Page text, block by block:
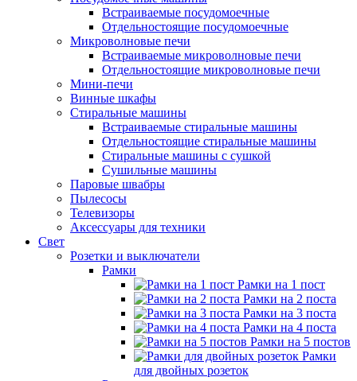
Встраиваемые посудомоечные
Отдельностоящие посудомоечные
Микроволновые печи
Встраиваемые микроволновые печи
Отдельностоящие микроволновые печи
Мини-печи
Винные шкафы
Стиральные машины
Встраиваемые стиральные машины
Отдельностоящие стиральные машины
Стиральные машины с сушкой
Сушильные машины
Паровые швабры
Пылесосы
Телевизоры
Аксессуары для техники
Свет
Розетки и выключатели
Рамки
Рамки на 1 пост
Рамки на 2 поста
Рамки на 3 поста
Рамки на 4 поста
Рамки на 5 постов
Рамки
для двойных розеток